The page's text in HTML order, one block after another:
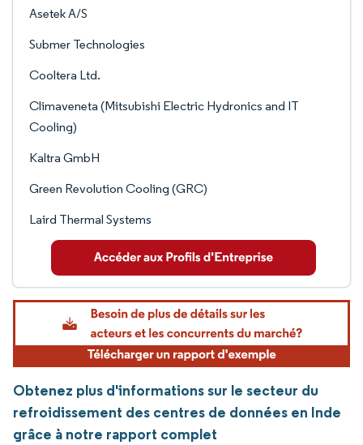
Asetek A/S
Submer Technologies
Cooltera Ltd.
Climaveneta (Mitsubishi Electric Hydronics and IT
Cooling)
Kaltra GmbH
Green Revolution Cooling (GRC)
Laird Thermal Systems
Obtenez plus d'informations sur le secteur du
refroidissement des centres de données en Inde
grâce à notre rapport complet